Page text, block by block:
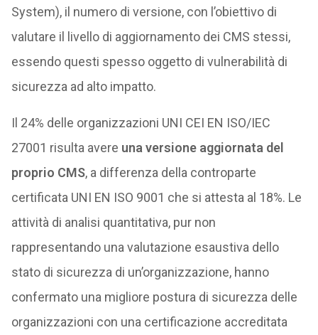
System), il numero di versione, con l’obiettivo di
valutare il livello di aggiornamento dei CMS stessi,
essendo questi spesso oggetto di vulnerabilità di
sicurezza ad alto impatto.
Il 24% delle organizzazioni UNI CEI EN ISO/IEC
27001 risulta avere una versione aggiornata del
proprio CMS, a differenza della controparte
certificata UNI EN ISO 9001 che si attesta al 18%. Le
attività di analisi quantitativa, pur non
rappresentando una valutazione esaustiva dello
stato di sicurezza di un’organizzazione, hanno
confermato una migliore postura di sicurezza delle
organizzazioni con una certificazione accreditata